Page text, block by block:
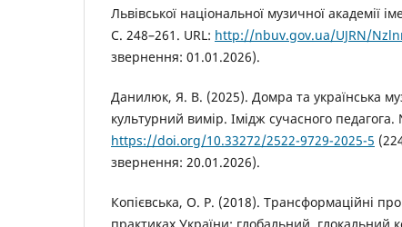
Львівської національної музичної академії
С. 248–261. URL: http://nbuv.gov.ua/UJRN/
звернення: 01.01.2026).
Данилюк, Я. В. (2025). Домра та українська
культурний вимір. Імідж сучасного
https://doi.org/10.33272/2522-9729-2025-5
звернення: 20.01.2026).
Копієвська, О. Р. (2018). Трансформаційні